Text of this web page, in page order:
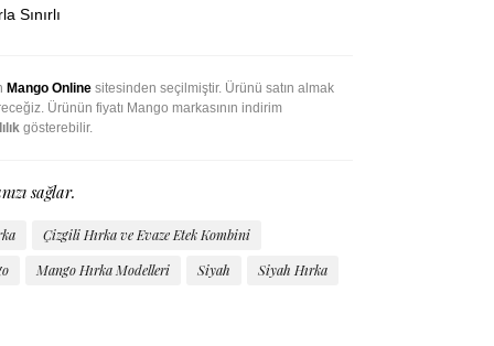
Sınırlı
Mango Onlinesitesinden seçilmiştir. Ürünü satın almak
Ürünün fiyatı Mango markasının indirim
gösterebilir.
sağlar.
Çizgili Hırka ve Evaze Etek Kombini
Mango Hırka Modelleri Siyah Siyah Hırka